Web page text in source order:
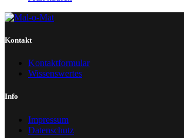
Kontakt
Kontaktformular
Wissenswertes
Info
Impressum
Datenschutz